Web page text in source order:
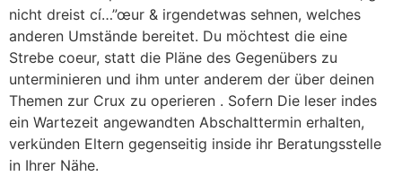
nicht dreist cí…”œur & irgendetwas sehnen, welches
anderen Umstände bereitet. Du möchtest die eine
Strebe coeur, statt die Pläne des Gegenübers zu
unterminieren und ihm unter anderem der über deinen
Themen zur Crux zu operieren . Sofern Die leser indes
ein Wartezeit angewandten Abschalttermin erhalten,
verkünden Eltern gegenseitig inside ihr Beratungsstelle
in Ihrer Nähe.